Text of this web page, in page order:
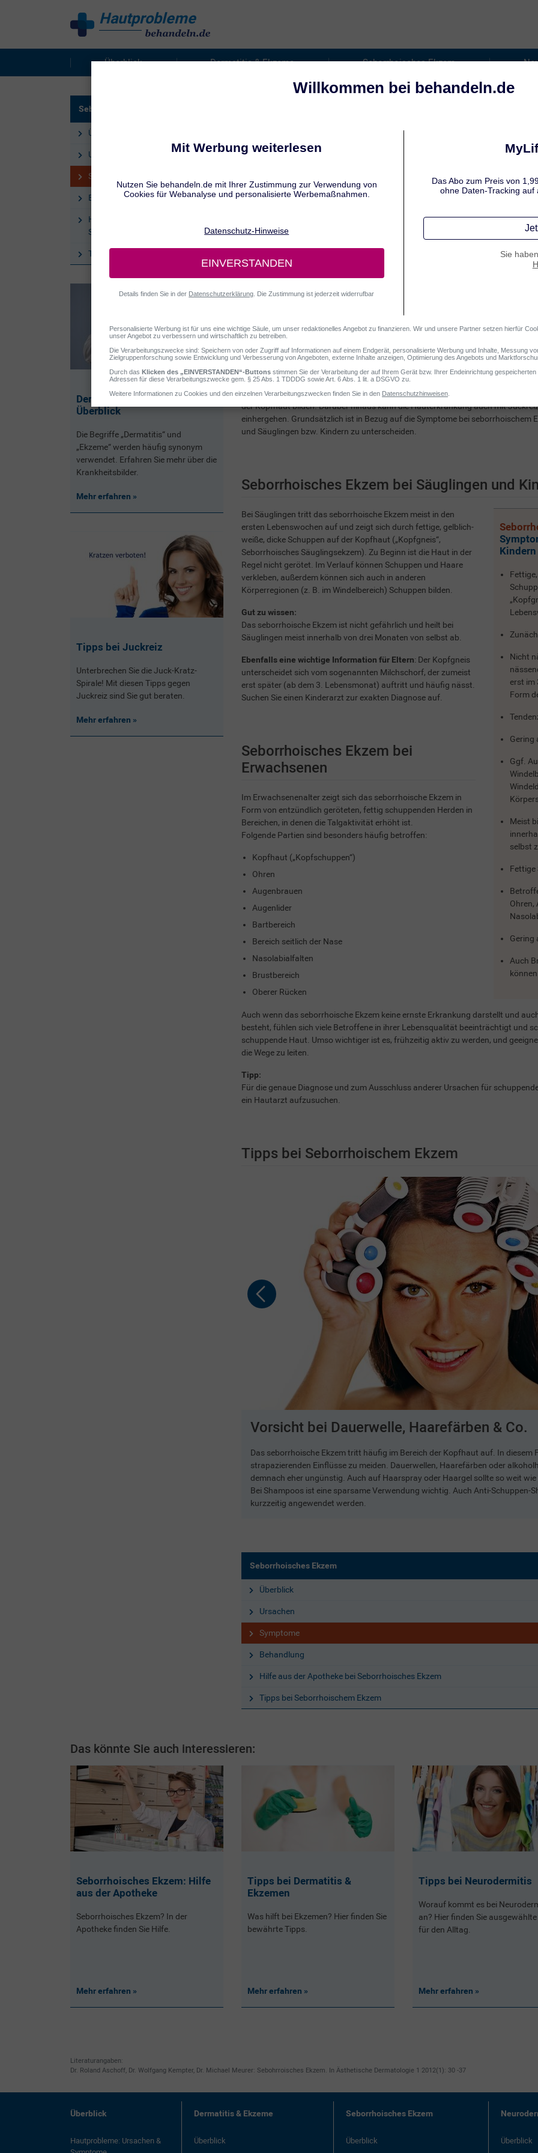
Hautproblemebehandeln
Überblick Dermatitis & Ekzeme Seborrhoisches Ekzem
Typisches Symptom des seborrhoischen Ekzems sind fettige, weißliche bis
der Kopfhaut bilden. Darüber hinaus kann die Hauterkrankung auch mit
einhergehen. Grundsätzlich ist in Bezug auf die Symptome bei seborrhoischem
und Säuglingen bzw. Kindern zu unterscheiden.
Seborrhoisches Ekzem bei Säuglingen und
Bei Säuglingen tritt das seborrhoische Ekzem meist in den
ersten Lebenswochen auf und zeigt sich durch fettige, gelblich-
weiße, dicke Schuppen auf der Kopfhaut („Kopfgneis“,
Seborrhoisches Säuglingsekzem). Zu Beginn ist die Haut in der
Regel nicht gerötet. Im Verlauf können Schuppen und Haare
verkleben, außerdem können sich auch in anderen
Körperregionen (z. B. im Windelbereich) Schuppen bilden.
Gut zu wissen:
Das seborrhoische Ekzem ist nicht gefährlich und heilt bei
Säuglingen meist innerhalb von drei Monaten von selbst ab.
Ebenfalls eine wichtige Information für Eltern: Der Kopfgneis
unterscheidet sich vom sogenannten Milchschorf, der zumeist
erst später (ab dem 3. Lebensmonat) auftritt und häufig nässt.
Suchen Sie einen Kinderarzt zur exakten Diagnose auf.
Seborrhoisches Ekzem bei
Erwachsenen
Im Erwachsenenalter zeigt sich das seborrhoische Ekzem in
Form von entzündlich geröteten, fettig schuppenden Herden in
Bereichen, in denen die Talgaktivität erhöht ist.
Folgende Partien sind besonders häufig betroffen:
Kopfhaut („Kopfschuppen“)
Ohren
Augenbrauen
Augenlider
Bartbereich
Bereich seitlich der Nase
Nasolabialfalten
Brustbereich
Oberer Rücken
Kindern
Nicht
erst im
Form
Gering
Ggf.
Meist
selbst
Fettige
Ohren,
Gering
Auch
Auch wenn das seborrhoische Ekzem keine ernste Erkrankung darstellt und
besteht, fühlen sich viele Betroffene in ihrer Lebensqualität beeinträchtigt und
schuppende Haut. Umso wichtiger ist es, frühzeitig aktiv zu werden, und
die Wege zu leiten.
Tipp:
Für die genaue Diagnose und zum Ausschluss anderer Ursachen für
ein Hautarzt aufzusuchen.
Tipps bei Seborrhoischem Ekzem
Vorsicht bei Dauerwelle, Haarefärben & Co.
Das seborrhoische Ekzem tritt häufig im Bereich der Kopfhaut auf. In diesem
strapazierenden Einflüsse zu meiden. Dauerwellen, Haarefärben oder
demnach eher ungünstig. Auch auf Haarspray oder Haargel sollte so weit
Bei Shampoos ist eine sparsame Verwendung wichtig. Auch Anti-Schuppen-
kurzzeitig angewendet werden.
Seborrhoisches Ekzem
Überblick
Ursachen
Symptome
Behandlung
Hilfe aus der Apotheke bei Seborrhoisches Ekzem
Tipps bei Seborrhoischem Ekzem
Das könnte Sie auch interessieren:
Seborrhoisches Ekzem: Hilfe
aus der Apotheke
Seborrhoisches Ekzem? In der
Apotheke finden Sie Hilfe.
Mehr erfahren
Tipps bei Dermatitis &
Ekzemen
Was hilft bei Ekzemen? Hier finden Sie
bewährte Tipps.
Mehr erfahren
Tipps bei Neurodermitis
Worauf kommt es bei
an? Hier finden Sie
für den Alltag.
Mehr erfahren
Seborrhoisches Ekzem
Überblick
Ursachen
Symptome
Behandlung
Hilfe aus der Apotheke bei
Seborrhoisches Ekzem
Tipps bei Seborrhoischem Ekzem
Dermatitis & Ekzeme:
Überblick
Die Begriffe „Dermatitis“ und
„Ekzeme“ werden häufig synonym
verwendet. Erfahren Sie mehr über die
Krankheitsbilder.
Mehr erfahren
Tipps bei Juckreiz
Unterbrechen Sie die Juck-Kratz-
Spirale! Mit diesen Tipps gegen
Juckreiz sind Sie gut beraten.
Mehr erfahren
Literaturangaben:
Dr. Roland Aschoff, Dr. Wolfgang Kempter, Dr. Michael Meurer: Sebohrroisches Ekzem. In Ästhetische Dermatologie 1 2012(1): 30 -37
Überblick
Hautprobleme: Ursachen &
Dermatitis & Ekzeme
Überblick
Seborrhoisches Ekzem
Überblick Überblick